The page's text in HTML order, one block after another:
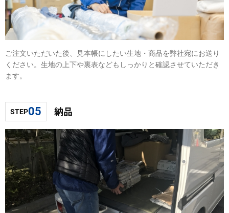
ご注文いただいた後、見本帳にしたい生地・商品を弊社宛にお送り
ください。生地の上下や裏表などもしっかりと確認させていただき
ます。
STEP05 納品